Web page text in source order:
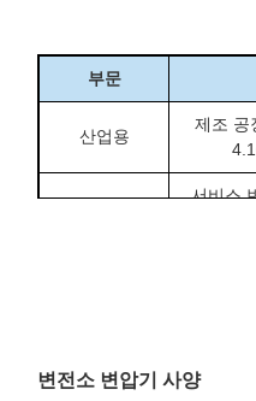
부문
산업용
제조 공
서비스
변전소 변압기 사양